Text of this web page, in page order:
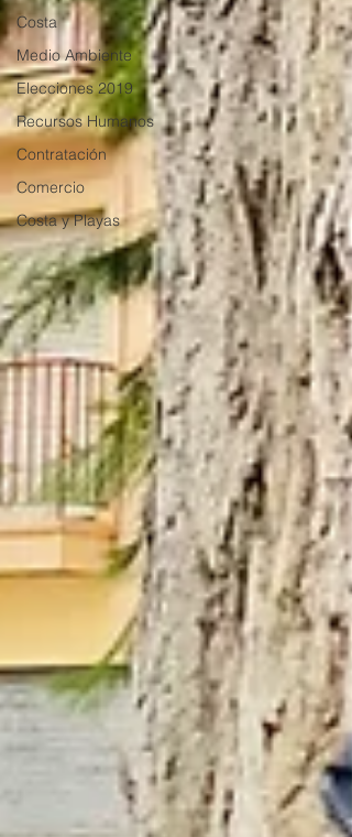
Costa
Medio Ambiente
Elecciones 2019
Recursos Humanos
Contratación
Comercio
Costa y Playas